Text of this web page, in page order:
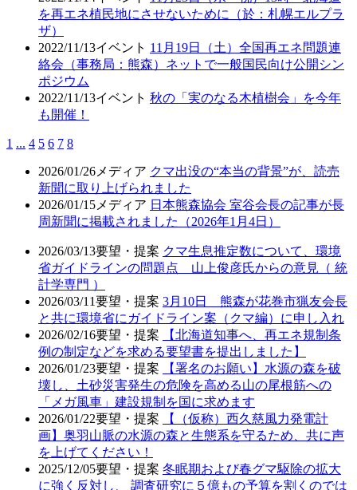
を再エネ植民地にさせないために（於：札幌エルプラ
ザ）
2022/11/13イベント 11月19日（土）全国再エネ問題連
絡会（事務局：熊森）ネットで一般国民向け公開シン
ポジウム
2022/11/13イベント 秋の「実のなる木植樹会」を今年
も開催！
1 ... 4 5 6 7 8
2026/01/26 メディア クマ出没の“本当の背景”が、読売
新聞に取り上げられました
2026/01/15 メディア 日本熊森協会 室谷会長の記事が長
周新聞に掲載されました（2026年1月4日）
2026/03/13要望・提案 クマ生息推定数について、環境
省ガイドラインの問題点 山上俊彦氏からの意見（ 統
計学専門 ）
2026/03/11要望・提案 3月10日 熊森が花巻市猟友会長
と共に環境省にガイドライン案（クマ編）に申し入れ
2026/02/16要望・提案
【北海道知事へ、再エネ規制条
例の制定などを求める要望書を提出しました】
2026/01/23要望・提案
【署名のお願い】水源の森を破
壊し、土砂災害発生の危険を高める山の尾根筋への
「メガ風車」建設規制を国に求めます
2026/01/22要望・提案
【（仮称）西久慈風力発電計
画】奥羽山脈の水源の森と生態系を守るため、共に声
を上げてください！
2025/12/05要望・提案 冬眠期および春グマ駆除の拡大
に強く反対し、 調査研究に５億もの予算を割くのでは